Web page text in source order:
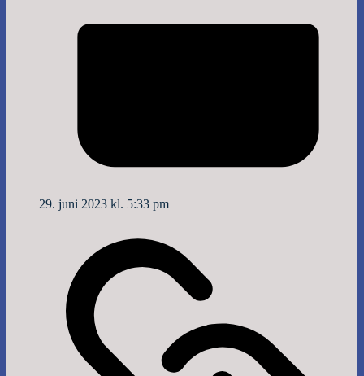
29. juni 2023 kl. 5:33 pm